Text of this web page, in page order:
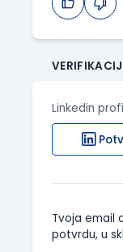
Linkedin
Tvoja email
potvrdu, u